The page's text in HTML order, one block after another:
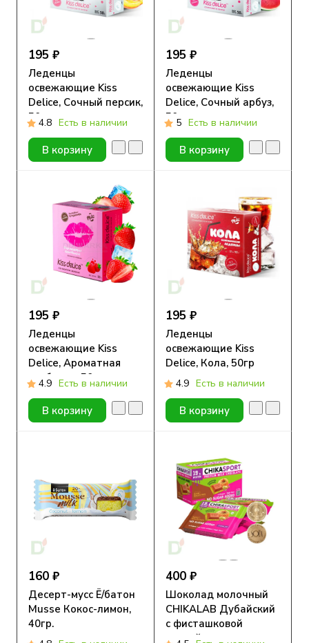
195 ₽
Леденцы
освежающие Kiss
Delice, Сочный персик,
50гр
4.8 Есть в наличии
В корзину
195 ₽
Леденцы
освежающие Kiss
Delice, Сочный арбуз,
50гр
5 Есть в наличии
В корзину
195 ₽
Леденцы
освежающие Kiss
Delice, Ароматная
клубника, 50гр
4.9 Есть в наличии
В корзину
195 ₽
Леденцы
освежающие Kiss
Delice, Кола, 50гр
4.9 Есть в наличии
В корзину
160 ₽
Десерт-мусс Ё/батон
Musse Кокос-лимон,
40гр.
400 ₽
Шоколад молочный
CHIKALAB Дубайский
с фисташковой
пастой и тестом